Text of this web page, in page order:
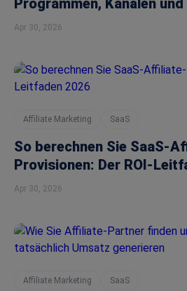
Programmen, Kanälen
Apr 30, 2026
Affiliate Marketing SaaS
So berechnen Sie SaaS-
Provisionen: Der ROI-
Apr 30, 2026
Affiliate Marketing SaaS